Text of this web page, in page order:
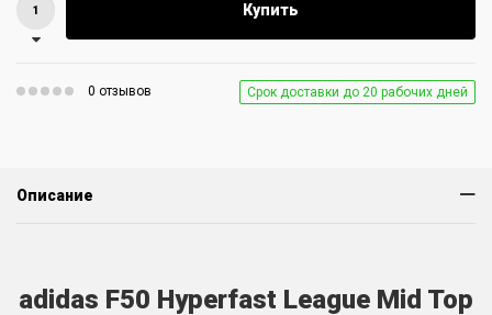
Купить
0 отзывов Срок доставки до 20 рабочих дней
Описание
adidas F50 Hyperfast League Mid Top